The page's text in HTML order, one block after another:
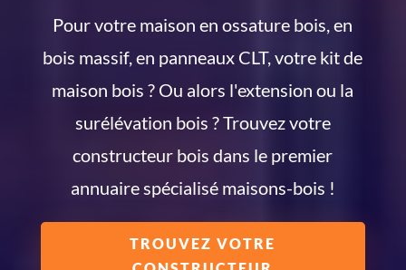
Pour votre maison en ossature bois, en
bois massif, en panneaux CLT, votre kit de
maison bois ? Ou alors l'extension ou la
surélévation bois ? Trouvez votre
constructeur bois dans le premier
annuaire spécialisé maisons-bois !
TROUVEZ VOTRE